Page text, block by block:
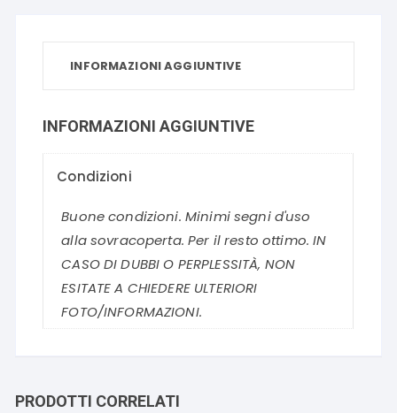
INFORMAZIONI AGGIUNTIVE
INFORMAZIONI AGGIUNTIVE
Condizioni
Buone condizioni. Minimi segni d'uso
alla sovracoperta. Per il resto ottimo. IN
CASO DI DUBBI O PERPLESSITÀ, NON
ESITATE A CHIEDERE ULTERIORI
FOTO/INFORMAZIONI.
PRODOTTI CORRELATI